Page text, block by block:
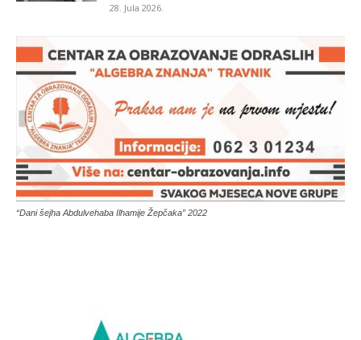
28. Jula 2026.
“Dani šejha Abdulvehaba Ilhamije Žepčaka” 2022